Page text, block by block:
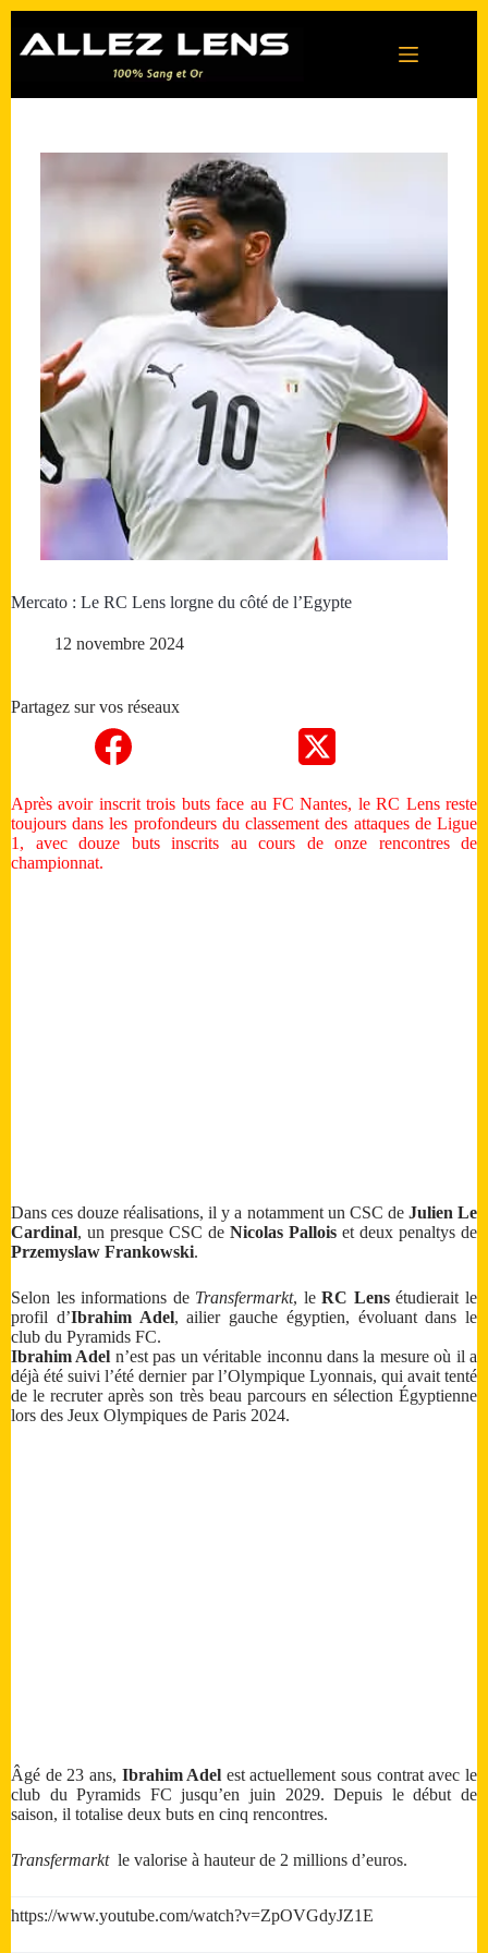
contenu
Mercato : Le RC Lens lorgne du côté de l’Egypte
12 novembre 2024
Partagez sur vos réseaux
Après avoir inscrit trois buts face au FC Nantes, le RC Lens reste
toujours dans les profondeurs du classement des attaques de Ligue
1, avec douze buts inscrits au cours de onze rencontres de
championnat.
Dans ces douze réalisations, il y a notamment un CSC de Julien Le
Cardinal, un presque CSC de Nicolas Pallois et deux penaltys de
Przemyslaw Frankowski.
Selon les informations de Transfermarkt, leRC Lensétudierait le
profil d’Ibrahim Adel, ailier gauche égyptien, évoluant dans le
club du Pyramids FC.
Ibrahim Adel n’est pas un véritable inconnu dans la mesure où il a
déjà été suivi l’été dernier par l’Olympique Lyonnais, qui avait tenté
de le recruter après son très beau parcours en sélection Égyptienne
lors des Jeux Olympiques de Paris 2024.
Âgé de 23 ans, Ibrahim Adel est actuellement sous contrat avec le
club du Pyramids FC jusqu’en juin 2029. Depuis le début de
saison, il totalise deux buts en cinq rencontres.
Transfermarkt le valorise à hauteur de 2 millions d’euros.
https://www.youtube.com/watch?v=ZpOVGdyJZ1E